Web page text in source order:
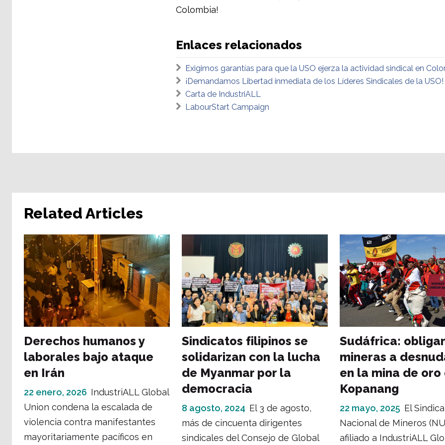
Colombia!
Enlaces relacionados
Exigimos garantías para que la USO ejerza la actividad sindical en
¡Demandamos Libertad inmediata de los Líderes Sindicales de la USO!
Carta de IndustriALL
LabourStart Campaign
Related Articles
Derechos humanos y
laborales bajo ataque
en Irán
22 enero, 2026 IndustriALL Global
Union condena la escalada de
violencia contra manifestantes
mayoritariamente pacíficos en
Sindicatos filipinos se
solidarizan con la lucha
de Myanmar por la
democracia
8 agosto, 2024 El 3 de agosto,
más de cincuenta dirigentes
sindicales del Consejo de Global
Sudáfrica:
mineras a
en la mina de oro
Kopanang
22 mayo, 2025 El
Nacional de Mineros
afiliado a IndustriALL